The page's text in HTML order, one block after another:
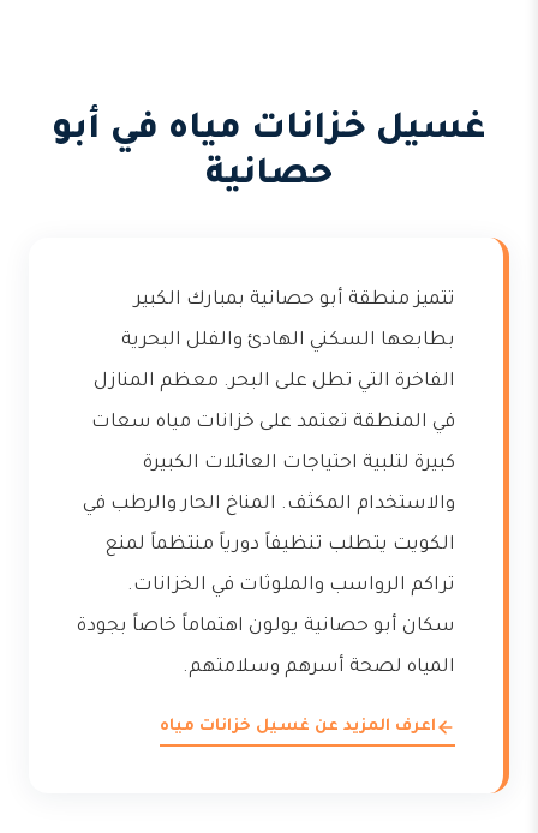
غسيل خزانات مياه في أبو
حصانية
تتميز منطقة أبو حصانية بمبارك الكبير
بطابعها السكني الهادئ والفلل البحرية
الفاخرة التي تطل على البحر. معظم المنازل
في المنطقة تعتمد على خزانات مياه سعات
كبيرة لتلبية احتياجات العائلات الكبيرة
والاستخدام المكثف. المناخ الحار والرطب في
الكويت يتطلب تنظيفاً دورياً منتظماً لمنع
تراكم الرواسب والملوثات في الخزانات.
سكان أبو حصانية يولون اهتماماً خاصاً بجودة
المياه لصحة أسرهم وسلامتهم.
اعرف المزيد عن غسيل خزانات مياه